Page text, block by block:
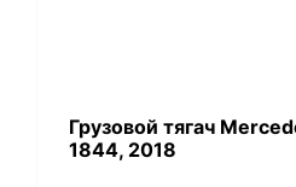
Грузовой тягач
1844, 2018